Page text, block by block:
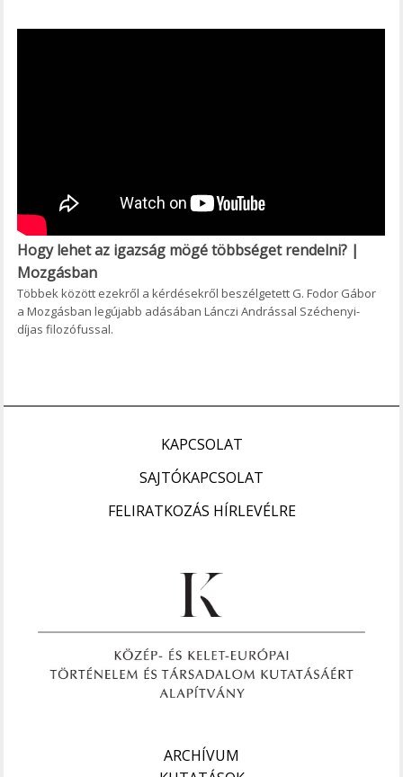
Hogy lehet az igazság mögé többséget rendelni? |
Mozgásban
Többek között ezekről a kérdésekről beszélgetett G. Fodor Gábor
a Mozgásban legújabb adásában Lánczi Andrással Széchenyi-
díjas filozófussal.
KAPCSOLAT
SAJTÓKAPCSOLAT
FELIRATKOZÁS HÍRLEVÉLRE
ARCHÍVUM